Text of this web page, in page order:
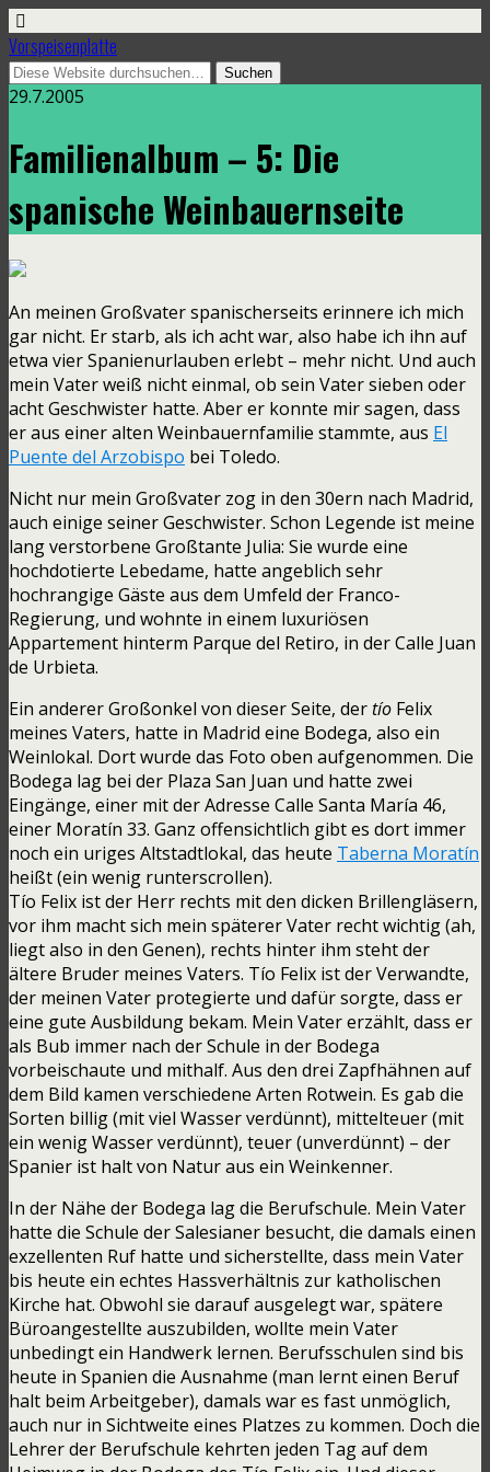
Vorspeisenplatte
29.7.2005
Familienalbum – 5: Die
spanische Weinbauernseite
An meinen Großvater spanischerseits erinnere ich mich
gar nicht. Er starb, als ich acht war, also habe ich ihn auf
etwa vier Spanienurlauben erlebt – mehr nicht. Und auch
mein Vater weiß nicht einmal, ob sein Vater sieben oder
acht Geschwister hatte. Aber er konnte mir sagen, dass
er aus einer alten Weinbauernfamilie stammte, aus El
Puente del Arzobispo bei Toledo.
Nicht nur mein Großvater zog in den 30ern nach Madrid,
auch einige seiner Geschwister. Schon Legende ist meine
lang verstorbene Großtante Julia: Sie wurde eine
hochdotierte Lebedame, hatte angeblich sehr
hochrangige Gäste aus dem Umfeld der Franco-
Regierung, und wohnte in einem luxuriösen
Appartement hinterm Parque del Retiro, in der Calle Juan
de Urbieta.
Ein anderer Großonkel von dieser Seite, dertío Felix
meines Vaters, hatte in Madrid eine Bodega, also ein
Weinlokal. Dort wurde das Foto oben aufgenommen. Die
Bodega lag bei der Plaza San Juan und hatte zwei
Eingänge, einer mit der Adresse Calle Santa María 46,
einer Moratín 33. Ganz offensichtlich gibt es dort immer
noch ein uriges Altstadtlokal, das heute Taberna Moratín
heißt (ein wenig runterscrollen).
Tío Felix ist der Herr rechts mit den dicken Brillengläsern,
vor ihm macht sich mein späterer Vater recht wichtig (ah,
liegt also in den Genen), rechts hinter ihm steht der
ältere Bruder meines Vaters. Tío Felix ist der Verwandte,
der meinen Vater protegierte und dafür sorgte, dass er
eine gute Ausbildung bekam. Mein Vater erzählt, dass er
als Bub immer nach der Schule in der Bodega
vorbeischaute und mithalf. Aus den drei Zapfhähnen auf
dem Bild kamen verschiedene Arten Rotwein. Es gab die
Sorten billig (mit viel Wasser verdünnt), mittelteuer (mit
ein wenig Wasser verdünnt), teuer (unverdünnt) – der
Spanier ist halt von Natur aus ein Weinkenner.
In der Nähe der Bodega lag die Berufschule. Mein Vater
hatte die Schule der Salesianer besucht, die damals einen
exzellenten Ruf hatte und sicherstellte, dass mein Vater
bis heute ein echtes Hassverhältnis zur katholischen
Kirche hat. Obwohl sie darauf ausgelegt war, spätere
Büroangestellte auszubilden, wollte mein Vater
unbedingt ein Handwerk lernen. Berufsschulen sind bis
heute in Spanien die Ausnahme (man lernt einen Beruf
halt beim Arbeitgeber), damals war es fast unmöglich,
auch nur in Sichtweite eines Platzes zu kommen. Doch die
Lehrer der Berufschule kehrten jeden Tag auf dem